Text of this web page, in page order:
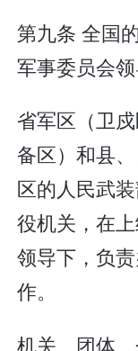
第九条 全国
军事委员会领
省军区（卫
备区）和县
区的人民武
役机关，在
领导下，负
作。
机关、团体